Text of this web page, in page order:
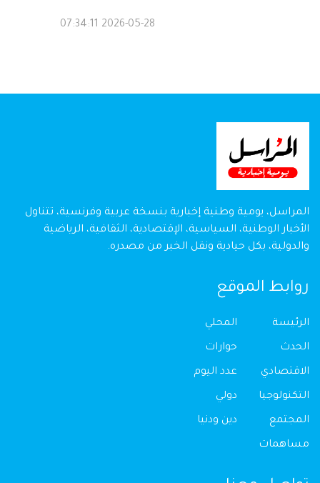
2026-05-28 07:34:11
المراسل، يومية وطنية إخبارية بنسخة عربية وفرنسية، تتناول
الأخبار الوطنية، السياسية، الإقتصادية، الثقافية، الرياضية
والدولية، بكل حيادية ونقل الخبر من مصدره.
روابط الموقع
الرئيسة
الحدث
الاقتصادي
التكنولوجيا
المجتمع
مساهمات
المحلي
حوارات
عدد اليوم
دولي
دين ودنيا